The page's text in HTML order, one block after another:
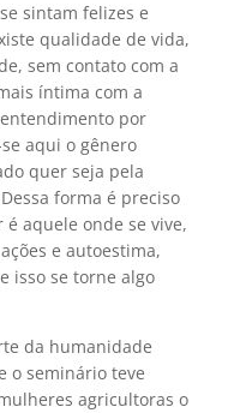
sintam felizes e
qualidade de vida,
sem contato com a
íntima com a
por
se aqui o gênero
quer seja pela
forma é preciso
aquele onde se vive,
e autoestima,
isso se torne algo
da humanidade
o seminário teve
agricultoras o